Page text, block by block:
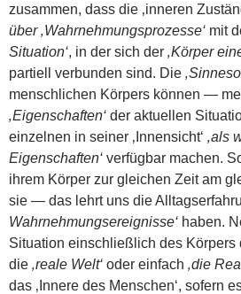
zusammen, dass die ‚inneren
über ‚Wahrnehmungsprozesse‘ mit
Situation‘, in der sich der ‚Körper
partiell verbunden sind. Die
menschlichen Körpers können —
‚Eigenschaften‘ der aktuellen
einzelnen in seiner ‚Innensicht‘ ‚als
Eigenschaften‘ verfügbar machen.
ihrem Körper zur gleichen Zeit am
sie — das lehrt uns die
Wahrnehmungsereignisse‘ haben.
Situation einschließlich des Körpers
die ‚reale Welt‘ oder einfach ‚die
das ‚Innere des Menschen‘, sofern